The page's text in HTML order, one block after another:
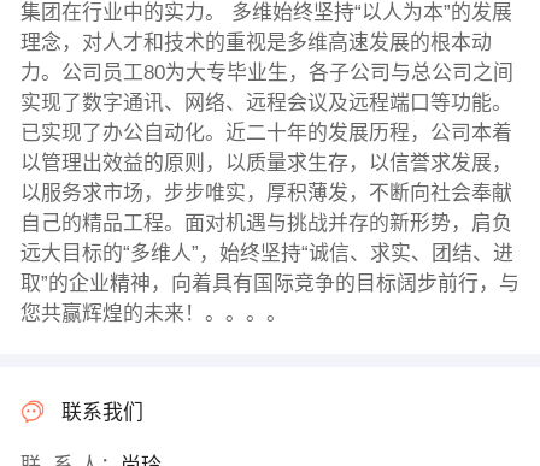
集团在行业中的实力。 多维始终坚持“以人为本”的发展
理念，对人才和技术的重视是多维高速发展的根本动
力。公司员工80为大专毕业生，各子公司与总公司之间
实现了数字通讯、网络、远程会议及远程端口等功能。
已实现了办公自动化。近二十年的发展历程，公司本着
以管理出效益的原则，以质量求生存，以信誉求发展，
以服务求市场，步步唯实，厚积薄发，不断向社会奉献
自己的精品工程。面对机遇与挑战并存的新形势，肩负
远大目标的“多维人”，始终坚持“诚信、求实、团结、进
取”的企业精神，向着具有国际竞争的目标阔步前行，与
您共赢辉煌的未来！。。。。
联系我们